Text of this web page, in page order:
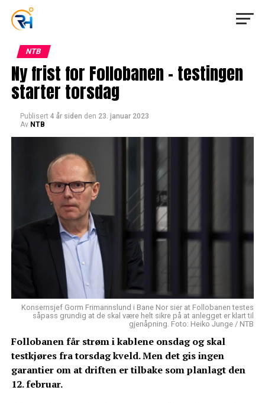
NTB
Ny frist for Follobanen – testingen
starter torsdag
Publisert 4 år siden den 23. januar 2023
Av NTB
Konsernsjef Gorm Frimannslund i Bane Nor sier at Follobanen testes
såpass grundig at de skal være helt sikre på at anlegget er klart til
gjenåpning. Foto: Heiko Junge / NTB
Follobanen får strøm i kablene onsdag og skal
testkjøres fra torsdag kveld. Men det gis ingen
garantier om at driften er tilbake som planlagt den
12. februar.